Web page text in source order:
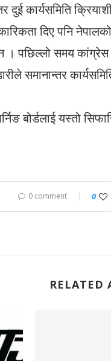
दुई कार्यसमिति
दिए पनि
। पछिल्लो समय
समानान्तर
बोर्डलाई यस्तो
0 comment 0
RELATED